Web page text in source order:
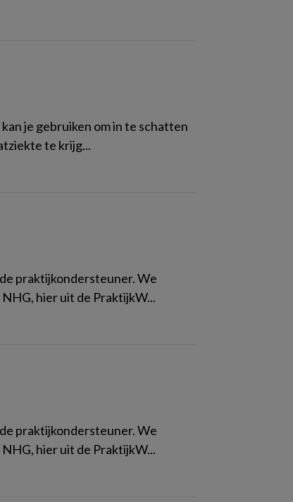
je gebruiken om in te schatten
te krijg...
praktijkondersteuner. We
hier uit de PraktijkW...
praktijkondersteuner. We
hier uit de PraktijkW...